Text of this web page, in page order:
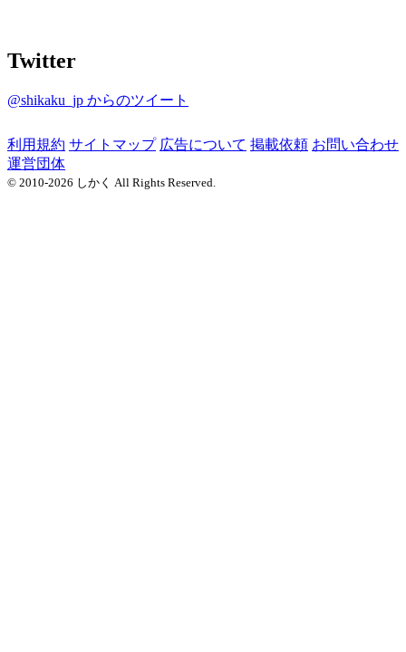
Twitter
@shikaku_jp からのツイート
利用規約 サイトマップ 広告について 掲載依頼 お問い合わせ
運営団体
© 2010-2026 しかく All Rights Reserved.